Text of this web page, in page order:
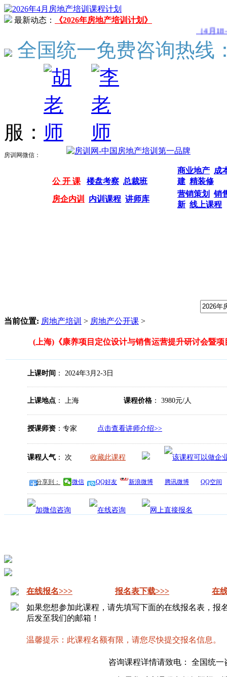
最新动态：
《2026年房地产培训计划》
（4月18-
全国统一免费咨询热线
服：
房训网微信：
公 开 课 楼盘考察 总裁班
商业地产 成
建 精装修
房企内训 内训课程 讲师库
营销策划
销
新 线上课程
当前位置: 房地产培训 > 房地产公开课 >
(上海)《康养项目定位设计与销售运营提升研讨会暨项
上课时间 ： 2024年3月2-3日
上课地点 ： 上海 课程价格 ： 3980元/人
授课师资 ：专家 点击查看讲师介绍>>
课程人气 ： 次 收藏此课程
分享到： 微信 QQ好友 新浪微博 腾讯微博 QQ空间
在线报名>>> 报名表下载>>>
在
如果您想参加此课程，请先填写下面的在线报名表，报
后发至我们的邮箱！
温馨提示：此课程名额有限，请您尽快提交报名信息。
咨询课程详情请致电： 全国统